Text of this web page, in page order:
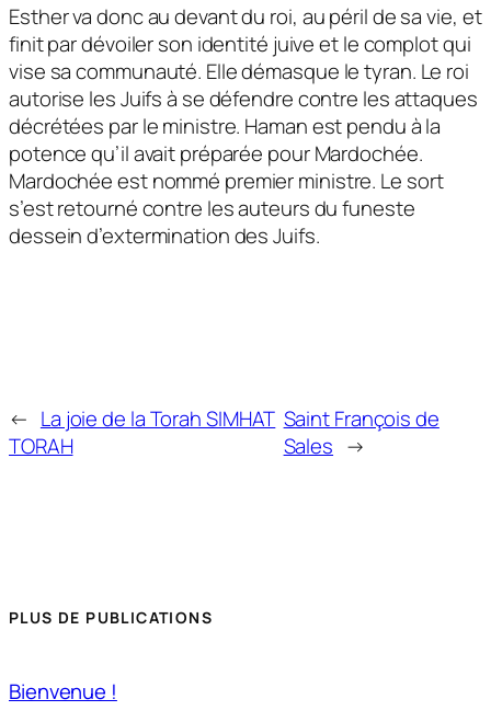
Esther va donc au devant du roi, au péril de sa vie, et
finit par dévoiler son identité juive et le complot qui
vise sa communauté. Elle démasque le tyran. Le roi
autorise les Juifs à se défendre contre les attaques
décrétées par le ministre. Haman est pendu à la
potence qu’il avait préparée pour Mardochée.
Mardochée est nommé premier ministre. Le sort
s’est retourné contre les auteurs du funeste
dessein d’extermination des Juifs.
← La joie de la Torah SIMHAT
TORAH
Saint François de
Sales →
PLUS DE PUBLICATIONS
Bienvenue !